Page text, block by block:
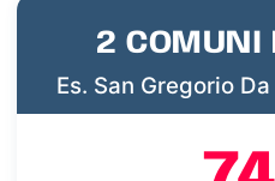
2 COMUNI
Es. San Gregorio